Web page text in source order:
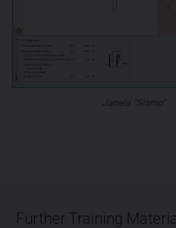
Janela "Sismo"
Further Training